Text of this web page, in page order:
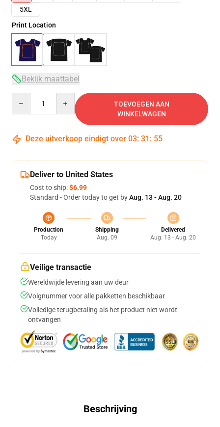
5XL
Print Location
Bekijk maattabel
TOEVOEGEN AAN
WINKELWAGEN
Deze uitverkoop eindigt over 03: 31 : 54
Deliver to United States
Cost to ship:$6.99
Standard - Order today to get byAug. 13 - Aug. 20
Production
Today
Shipping
Aug. 09
Delivered
Aug. 13 - Aug. 20
Veilige transactie
Wereldwijde levering aan uw deur
Volgnummer voor alle pakketten beschikbaar
Volledige terugbetaling als het product niet wordt
ontvangen
Beschrijving